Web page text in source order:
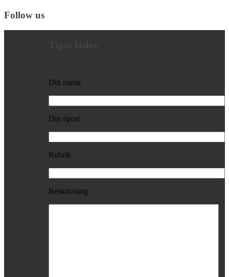
Follow us
Ditt namn
Din epost
Rubrik
Beskrivning